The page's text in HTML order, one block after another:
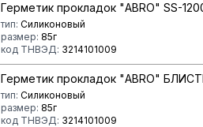
Герметик прокладок "ABRO" SS-
тип: Силиконовый
размер: 85г
код ТНВЭД: 3214101009
Герметик прокладок "ABRO"
тип: Силиконовый
размер: 85г
код ТНВЭД: 3214101009